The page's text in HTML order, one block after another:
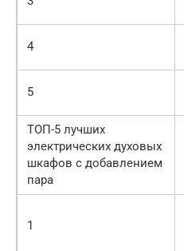
4
5
ТОП-5 лучших
электрических духовых
шкафов с добавлением
пара
1